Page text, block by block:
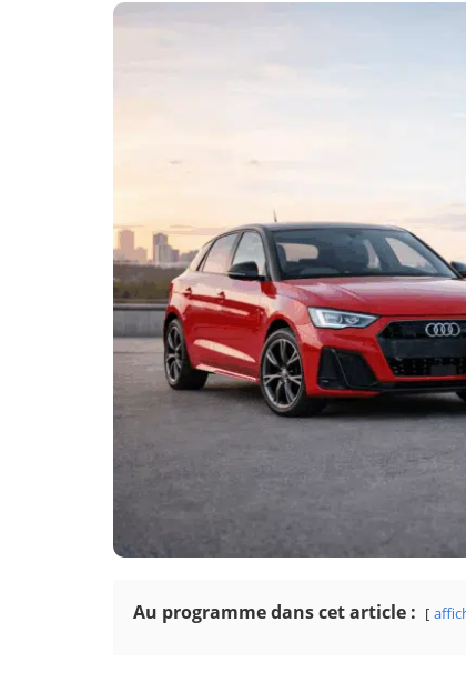
Au programme dans cet article :